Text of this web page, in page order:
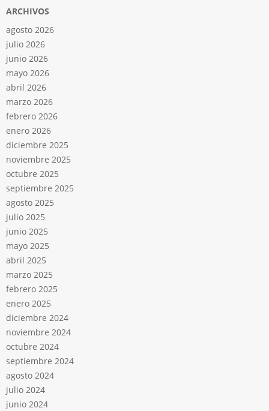
ARCHIVOS
agosto 2026
julio 2026
junio 2026
mayo 2026
abril 2026
marzo 2026
febrero 2026
enero 2026
diciembre 2025
noviembre 2025
octubre 2025
septiembre 2025
agosto 2025
julio 2025
junio 2025
mayo 2025
abril 2025
marzo 2025
febrero 2025
enero 2025
diciembre 2024
noviembre 2024
octubre 2024
septiembre 2024
agosto 2024
julio 2024
junio 2024